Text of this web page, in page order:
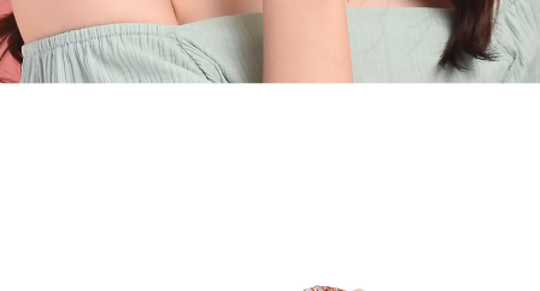
페이코 라이